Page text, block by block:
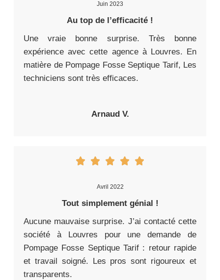
Juin 2023
Au top de l’efficacité !
Une vraie bonne surprise. Très bonne
expérience avec cette agence à Louvres. En
matière de Pompage Fosse Septique Tarif, Les
techniciens sont très efficaces.
Arnaud V.
Avril 2022
Tout simplement génial !
Aucune mauvaise surprise. J’ai contacté cette
société à Louvres pour une demande de
Pompage Fosse Septique Tarif : retour rapide
et travail soigné. Les pros sont rigoureux et
transparents.